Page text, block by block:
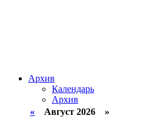
Архив
Календарь
Архив
« Август 2026 »